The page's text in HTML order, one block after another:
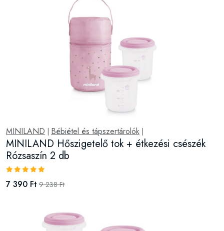
MINILAND Bébiétel és tápszertárolók
MINILAND Hőszigetelő tok + étkezési csészék
Rózsaszín 2 db
7 390 Ft 9 238 Ft